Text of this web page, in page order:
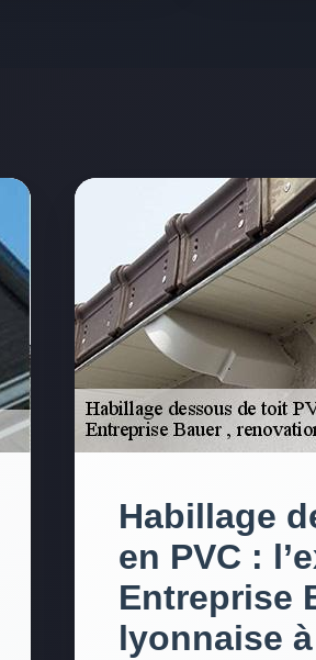
Habillage
en PVC :
Entreprise
lyonnaise